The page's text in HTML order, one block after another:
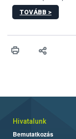
sérülés, illetve
hatósági
vonni az ebek
TOVÁBB >
Hivatalunk
Bemutatkozás